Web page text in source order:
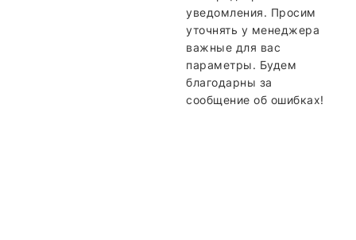
уведомления. Просим
уточнять у менеджера
важные для вас
параметры. Будем
благодарны за
сообщение об ошибках!